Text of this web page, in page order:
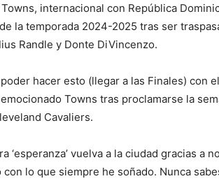
internacional con República
la temporada 2024-2025 tras ser
Randle y Donte DiVincenzo.
hacer esto (llegar a las Finales) con
Towns tras proclamarse la
Cavaliers.
‘esperanza’ vuelva a la ciudad gracias a
con lo que siempre he soñado. Nunca